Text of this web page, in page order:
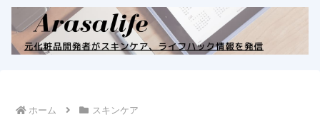
ホーム スキンケア